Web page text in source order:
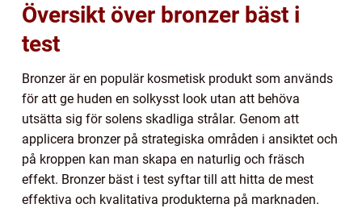
Översikt över bronzer bäst i
test
Bronzer är en populär kosmetisk produkt som används
för att ge huden en solkysst look utan att behöva
utsätta sig för solens skadliga strålar. Genom att
applicera bronzer på strategiska områden i ansiktet och
på kroppen kan man skapa en naturlig och fräsch
effekt. Bronzer bäst i test syftar till att hitta de mest
effektiva och kvalitativa produkterna på marknaden.